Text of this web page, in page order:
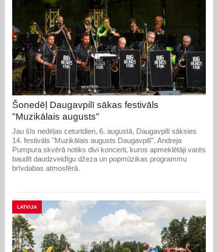
Šonedēļ Daugavpilī sākas festivāls
"Muzikālais augusts"
Jau šīs nedēļas ceturtdien, 6. augustā, Daugavpilī sāksies
14. festivāls "Muzikālais augusts Daugavpilī". Andreja
Pumpura skvērā notiks divi koncerti, kuros apmeklētāji varēs
baudīt daudzveidīgu džeza un popmūzikas programmu
brīvdabas atmosfērā.
LATVIJA